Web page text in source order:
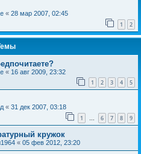
« 28 мар 2007, 02:45
1 2
« 16 авг 2009, 23:32
1 2 3 4 5
« 31 дек 2007, 03:18
1 … 6 7 8 9
кружок
« 05 фев 2012, 23:20